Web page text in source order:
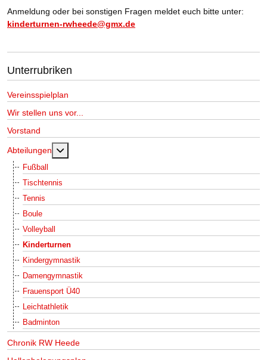
Anmeldung oder bei sonstigen Fragen meldet euch bitte unter:
kinderturnen-rwheede@gmx.de
Unterrubriken
Vereinsspielplan
Wir stellen uns vor...
Vorstand
Abteilungen MOD_MENU_TOGGLE_SUBMENU_LABEL
Fußball
Tischtennis
Tennis
Boule
Volleyball
Kinderturnen
Kindergymnastik
Damengymnastik
Frauensport Ü40
Leichtathletik
Badminton
Chronik RW Heede